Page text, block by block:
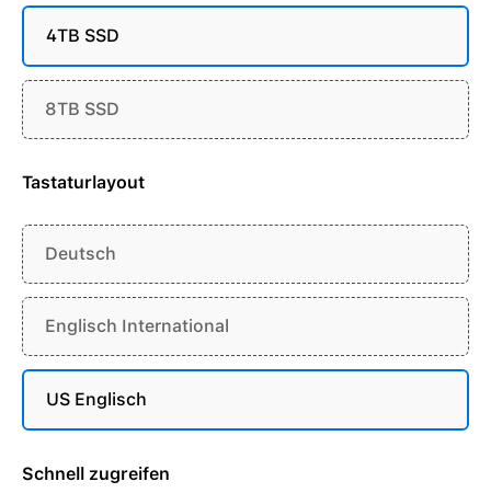
4TB SSD
8TB SSD
Tastaturlayout
Deutsch
Englisch International
US Englisch
Schnell zugreifen